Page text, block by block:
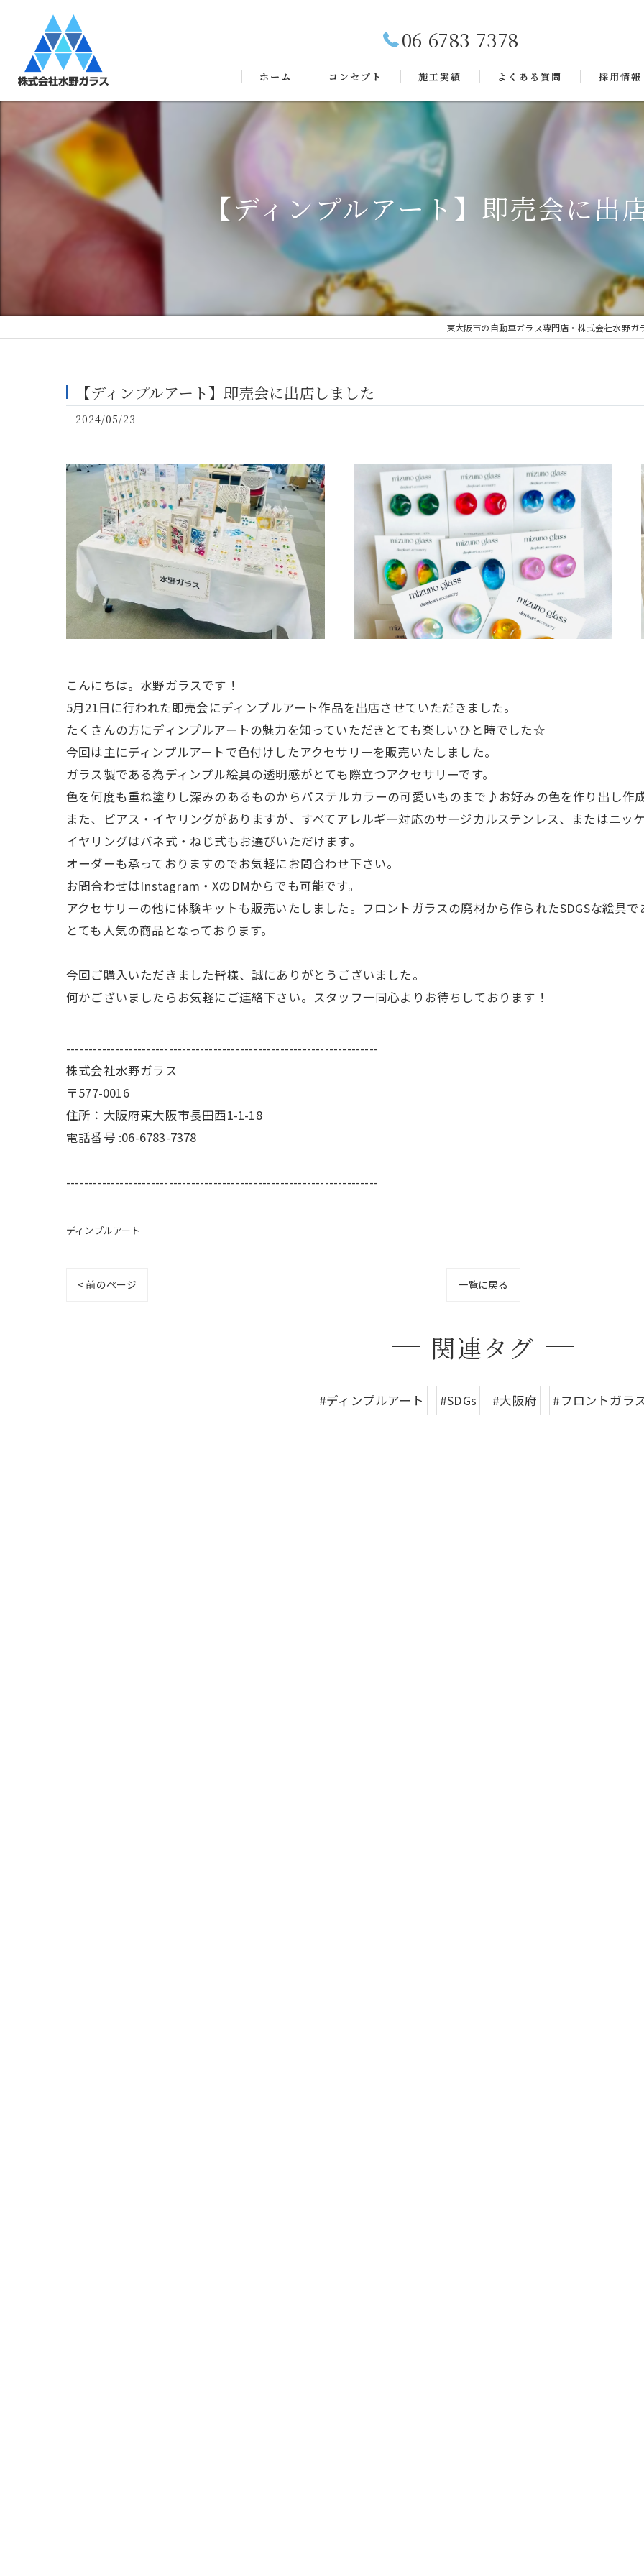
06-6783-7378
ホーム コンセプト 施工実績 よくある質問 採用情報
【ディンプルアート】即売会に出
東大阪市の自動車ガラス専門店・株式会社水野ガ
【ディンプルアート】即売会に出店しました
2024/05/23
こんにちは。水野ガラスです！
5月21日に行われた即売会にディンプルアート作品を出店させていただきました。
たくさんの方にディンプルアートの魅力を知っていただきとても楽しいひと時でした☆
今回は主にディンプルアートで色付けしたアクセサリーを販売いたしました。
ガラス製である為ディンプル絵具の透明感がとても際立つアクセサリーです。
色を何度も重ね塗りし深みのあるものからパステルカラーの可愛いものまで♪お好みの色を作り出し作
また、ピアス・イヤリングがありますが、すべてアレルギー対応のサージカルステンレス、またはニッ
イヤリングはバネ式・ねじ式もお選びいただけます。
オーダーも承っておりますのでお気軽にお問合わせ下さい。
お問合わせはInstagram・XのDMからでも可能です。
アクセサリーの他に体験キットも販売いたしました。フロントガラスの廃材から作られたSDGSな絵具
とても人気の商品となっております。
今回ご購入いただきました皆様、誠にありがとうございました。
何かございましたらお気軽にご連絡下さい。スタッフ一同心よりお待ちしております！
----------------------------------------------------------------------
株式会社水野ガラス
〒577-0016
住所：大阪府東大阪市長田西1-1-18
電話番号 :06-6783-7378
----------------------------------------------------------------------
ディンプルアート
< 前のページ 一覧に戻る
関連タグ
#ディンプルアート #SDGs #大阪府 #フロントガラ